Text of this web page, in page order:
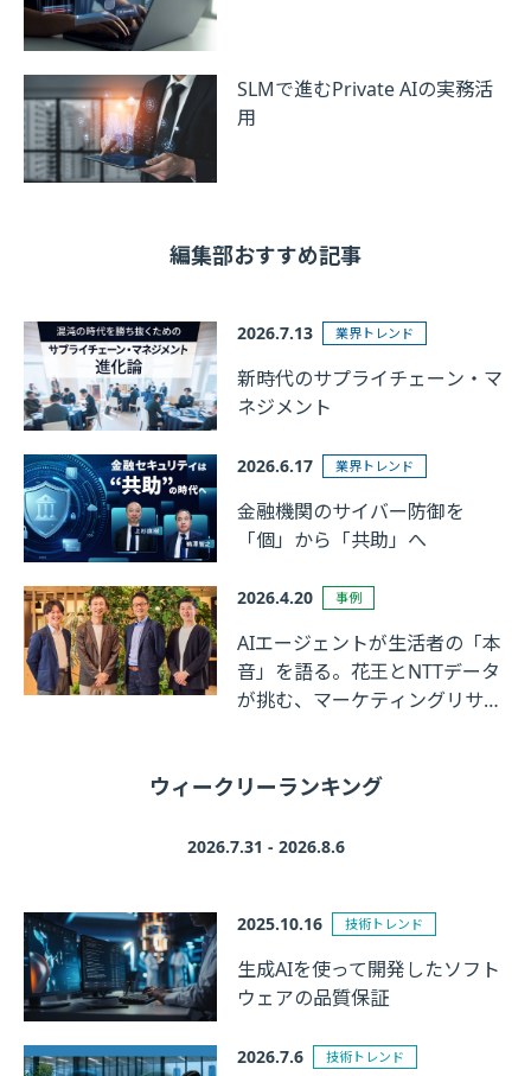
SLMで進むPrivate AIの実務活
用
編集部おすすめ記事
2026.7.13 業界トレンド
新時代のサプライチェーン・マ
ネジメント
2026.6.17 業界トレンド
金融機関のサイバー防御を
「個」から「共助」へ
2026.4.20 事例
AIエージェントが生活者の「本
音」を語る。花王とNTTデータ
が挑む、マーケティングリサー
ウィークリーランキング
2026.7.31 - 2026.8.6
2025.10.16 技術トレンド
生成AIを使って開発したソフト
ウェアの品質保証
2026.7.6 技術トレンド